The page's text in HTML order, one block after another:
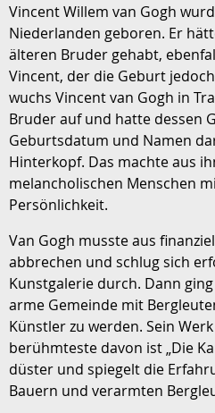
Vincent Willem van Gogh
Niederlanden geboren. Er
älteren Bruder gehabt,
Vincent, der die Geburt
wuchs Vincent van Gogh in
Bruder auf und hatte dessen
Geburtsdatum und Namen
Hinterkopf. Das machte aus
melancholischen Menschen
Persönlichkeit.
Van Gogh musste aus
abbrechen und schlug sich
Kunstgalerie durch. Dann
arme Gemeinde mit
Künstler zu werden. Sein
berühmteste davon ist „Die
düster und spiegelt die
Bauern und verarmten